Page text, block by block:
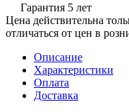
Гарантия 5 лет
Цена действительна
отличаться от цен в
Описание
Характеристики
Оплата
Доставка